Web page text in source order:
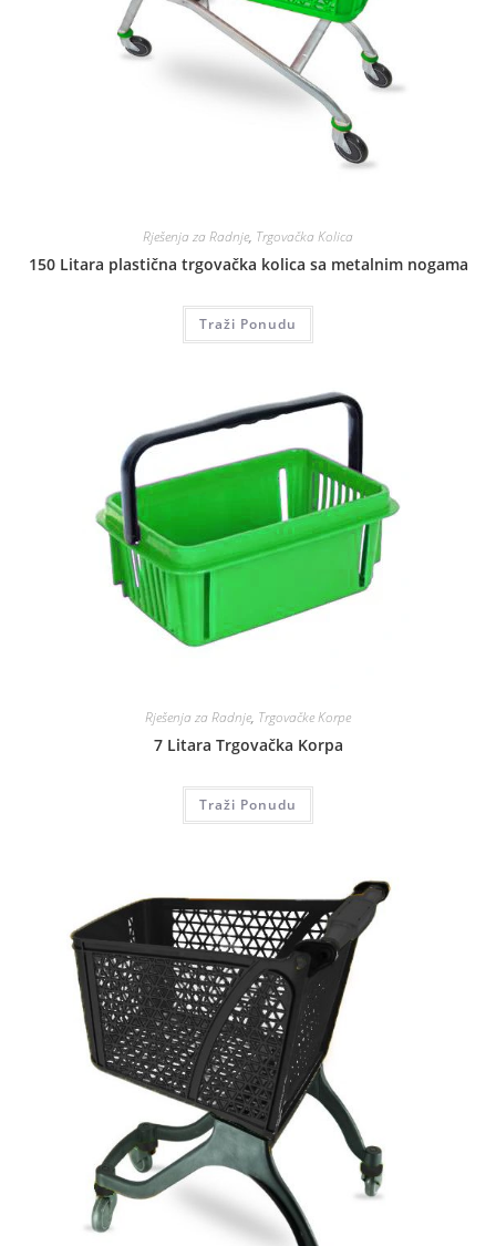
Rješenja za Radnje, Trgovačka Kolica
150 Litara plastična trgovačka kolica sa metalnim nogama
Traži Ponudu
Rješenja za Radnje, Trgovačke Korpe
7 Litara Trgovačka Korpa
Traži Ponudu